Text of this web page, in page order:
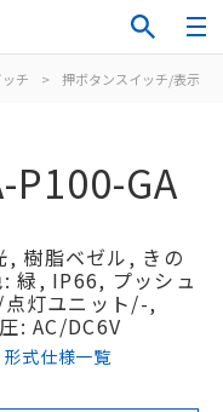
チ > 押ボタンスイッチ/表示灯
P100-GA
樹脂ベゼル, きの
緑, IP66, プッシュ
灯ユニット/-,
: AC/DC6V
式仕様一覧